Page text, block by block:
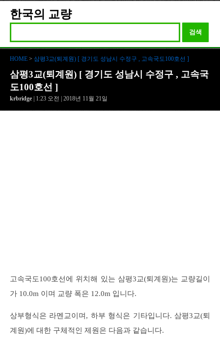
한국의 교량
검색
HOME > 삼평3교(퇴계원) [ 경기도 성남시 수정구 , 고속국도100호선 ]
삼평3교(퇴계원) [ 경기도 성남시 수정구 , 고속국
도100호선 ]
krbridge | 1:23 오전 | 2018년 11월 21일
고속국도100호선에 위치해 있는 삼평3교(퇴계원)는 교량길이
가 10.0m 이며 교량 폭은 12.0m 입니다.
상부형식은 라멘교이며, 하부 형식은 기타입니다. 삼평3교(퇴
계원)에 대한 구체적인 제원은 다음과 같습니다.